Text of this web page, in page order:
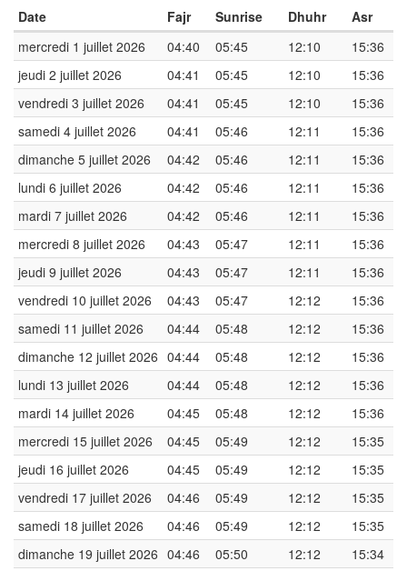
Date
Fajr Sunrise Dhuhr
Asr
mercredi 1 juillet 2026
04:40 05:45 12:10
15:36
jeudi 2 juillet 2026
04:41 05:45 12:10
15:36
vendredi 3 juillet 2026
04:41 05:45 12:10
15:36
samedi 4 juillet 2026
04:41 05:46 12:11
15:36
dimanche 5 juillet 2026
04:42 05:46 12:11
15:36
lundi 6 juillet 2026
04:42 05:46 12:11
15:36
mardi 7 juillet 2026
04:42 05:46 12:11
15:36
mercredi 8 juillet 2026
04:43 05:47 12:11
15:36
jeudi 9 juillet 2026
04:43 05:47 12:11
15:36
vendredi 10 juillet 2026
04:43 05:47 12:12
15:36
samedi 11 juillet 2026
04:44 05:48 12:12
15:36
dimanche 12 juillet 2026 04:44 05:48 12:12
15:36
lundi 13 juillet 2026
04:44 05:48 12:12
15:36
mardi 14 juillet 2026
04:45 05:48 12:12
15:36
mercredi 15 juillet 2026
04:45 05:49 12:12
15:35
jeudi 16 juillet 2026
04:45 05:49 12:12
15:35
vendredi 17 juillet 2026
04:46 05:49 12:12
15:35
samedi 18 juillet 2026
04:46 05:49 12:12
15:35
dimanche 19 juillet 2026 04:46 05:50 12:12
15:34